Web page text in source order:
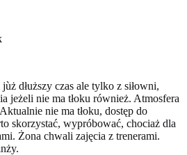
dłuższy czas ale tylko z siłowni,
jeżeli nie ma tłoku również. Atmosfera
nie ma tłoku, dostęp do
skorzystać, wypróbować, chociaż dla
Żona chwali zajęcia z trenerami.